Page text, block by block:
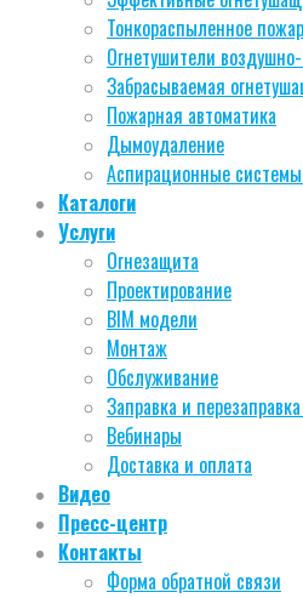
Тонкораспыленное
Огнетушители
Забрасываемая
Пожарная автоматика
Дымоудаление
Аспирационные системы
Каталоги
Услуги
Огнезащита
Проектирование
BIM модели
Монтаж
Обслуживание
Заправка и
Вебинары
Доставка и оплата
Видео
Пресс-центр
Контакты
Форма обратной связи